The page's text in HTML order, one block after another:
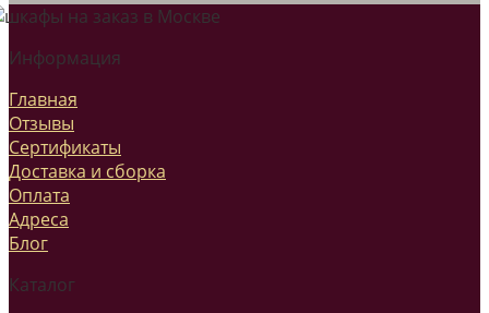
Информация
Главная
Отзывы
Сертификаты
Доставка и сборка
Оплата
Адреса
Блог
Каталог